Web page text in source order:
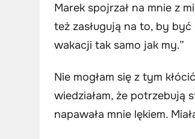
Marek spojrzał na mnie z
też zasługują na to, by
wakacji tak samo jak my.”
Nie mogłam się z tym
wiedziałam, że potrzebują
napawała mnie lękiem.